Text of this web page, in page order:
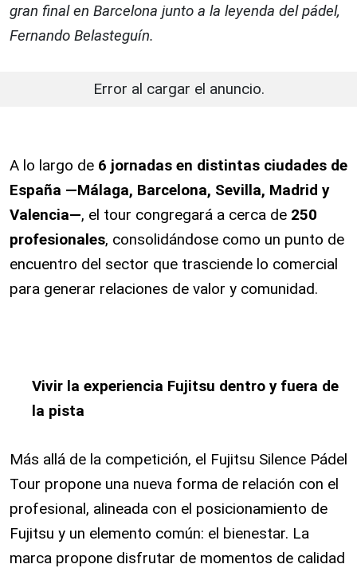
gran final en Barcelona junto a la leyenda del pádel,
Fernando Belasteguín.
Error al cargar el anuncio.
A lo largo de 6 jornadas en distintas ciudades de
España —Málaga, Barcelona, Sevilla, Madrid y
Valencia—, el tour congregará a cerca de 250
profesionales, consolidándose como un punto de
encuentro del sector que trasciende lo comercial
para generar relaciones de valor y comunidad.
Vivir la experiencia Fujitsu dentro y fuera de
la pista
Más allá de la competición, el Fujitsu Silence Pádel
Tour propone una nueva forma de relación con el
profesional, alineada con el posicionamiento de
Fujitsu y un elemento común: el bienestar. La
marca propone disfrutar de momentos de calidad